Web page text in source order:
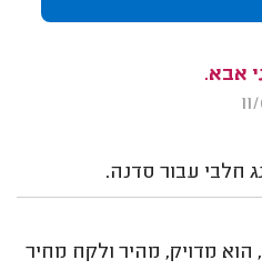
אבא.
חלבי עבור סדנה.
הוא מדויק, מהיר ולקח מחיר